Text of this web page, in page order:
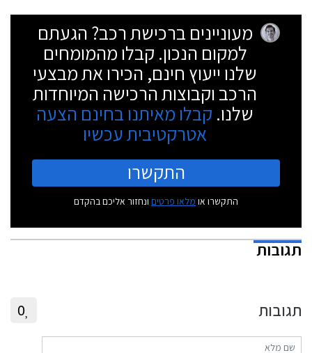
מעוניינים ברכישת רכב? הגעתם
למקום הנכון. קבלו מהמומחים
שלנו ייעוץ חינם, הכירו את מבצעי
הרכב וקבוצות הרכישה המיוחדות
שלנו. קבלו מאיתנו בחינם הצעה
אטרקטיבית עכשיו
התקשרו
התקשרו או מלאו פרטים ונחזור אליכם בהקדם
תגובות
תגובות 0